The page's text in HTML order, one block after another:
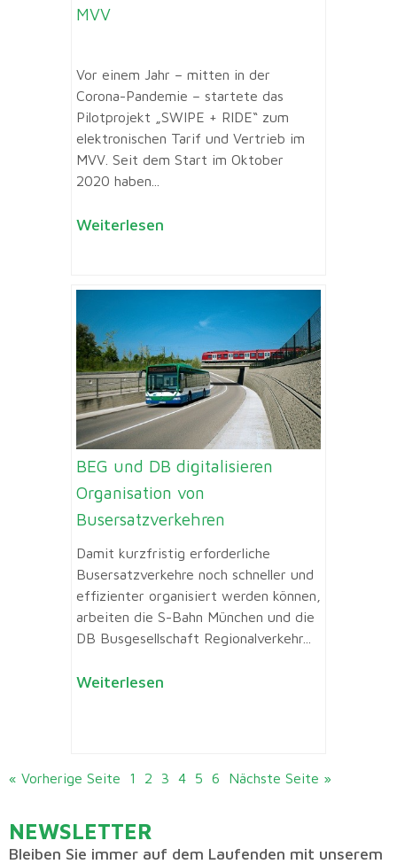
MVV
Vor einem Jahr – mitten in der
Corona-Pandemie – startete das
Pilotprojekt „SWIPE + RIDE“ zum
elektronischen Tarif und Vertrieb im
MVV. Seit dem Start im Oktober
2020 haben...
Weiterlesen
BEG und DB digitalisieren
Organisation von
Busersatzverkehren
Damit kurzfristig erforderliche
Busersatzverkehre noch schneller und
effizienter organisiert werden können,
arbeiten die S-Bahn München und die
DB Busgesellschaft Regionalverkehr...
Weiterlesen
« Vorherige Seite 1 2 3 4 5 6 Nächste Seite »
NEWSLETTER
Bleiben Sie immer auf dem Laufenden mit unserem